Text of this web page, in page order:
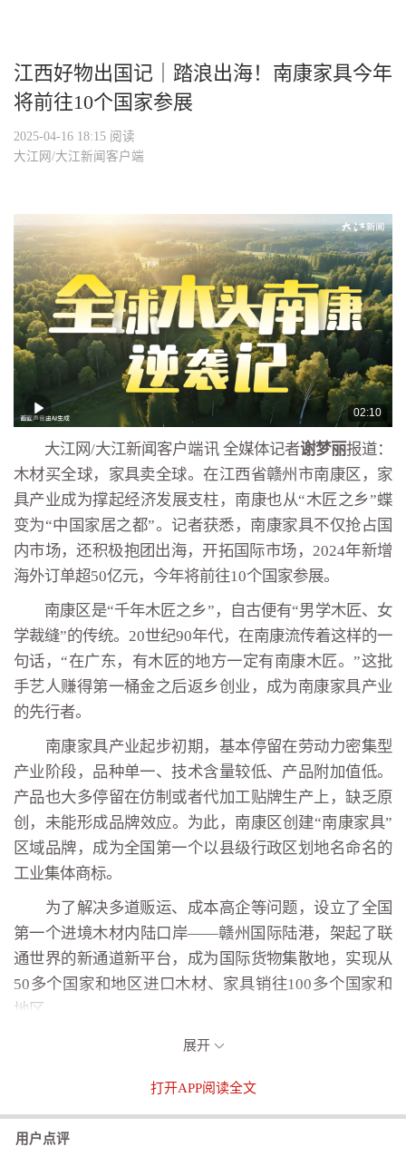
江西好物出国记｜踏浪出海！南康家具今年
将前往10个国家参展
2025-04-16 18:15 阅读
大江网/大江新闻客户端
02:10
大江网/大江新闻客户端讯 全媒体记者谢梦丽报道：
木材买全球，家具卖全球。在江西省赣州市南康区，家
具产业成为撑起经济发展支柱，南康也从“木匠之乡”蝶
变为“中国家居之都”。记者获悉，南康家具不仅抢占国
内市场，还积极抱团出海，开拓国际市场，2024年新增
海外订单超50亿元，今年将前往10个国家参展。
南康区是“千年木匠之乡”，自古便有“男学木匠、女
学裁缝”的传统。20世纪90年代，在南康流传着这样的一
句话，“在广东，有木匠的地方一定有南康木匠。”这批
手艺人赚得第一桶金之后返乡创业，成为南康家具产业
的先行者。
南康家具产业起步初期，基本停留在劳动力密集型
产业阶段，品种单一、技术含量较低、产品附加值低。
产品也大多停留在仿制或者代加工贴牌生产上，缺乏原
创，未能形成品牌效应。为此，南康区创建“南康家具”
区域品牌，成为全国第一个以县级行政区划地名命名的
工业集体商标。
为了解决多道贩运、成本高企等问题，设立了全国
第一个进境木材内陆口岸——赣州国际陆港，架起了联
通世界的新通道新平台，成为国际货物集散地，实现从
50多个国家和地区进口木材、家具销往100多个国家和
地区。
不仅如此，南康区依托赣州国际陆港与深圳盐田港
陆海港”通关新模式，将盐田港的闸口延伸至赣州国际陆
港，赣州外贸企业可以在家门口享受海港服务；与盐
田、蛇口、厦门、漳州、泉州、广州等沿海地区的海港
展开
打开APP阅读全文
用户点评